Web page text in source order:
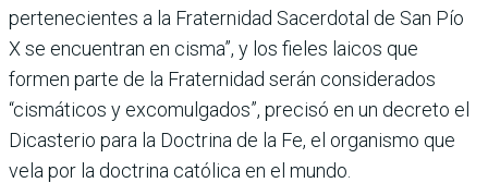
pertenecientes a la Fraternidad Sacerdotal de San Pío
X se encuentran en cisma”, y los fieles laicos que
formen parte de la Fraternidad serán considerados
“cismáticos y excomulgados”, precisó en un decreto el
Dicasterio para la Doctrina de la Fe, el organismo que
vela por la doctrina católica en el mundo.